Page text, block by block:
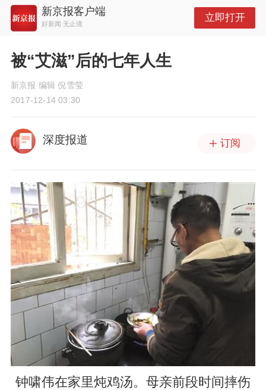
新京报客户端
好新闻 无止境
立即打开
被“艾滋”后的七年人生
新京报 编辑 倪雪莹
2017-12-14 03:30
深度报道 订阅
钟啸伟在家里炖鸡汤。母亲前段时间摔伤